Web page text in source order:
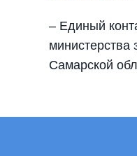
– Единый
министерства
Самарской